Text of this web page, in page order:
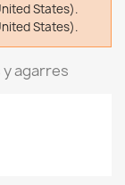
States).
States).
y agarres